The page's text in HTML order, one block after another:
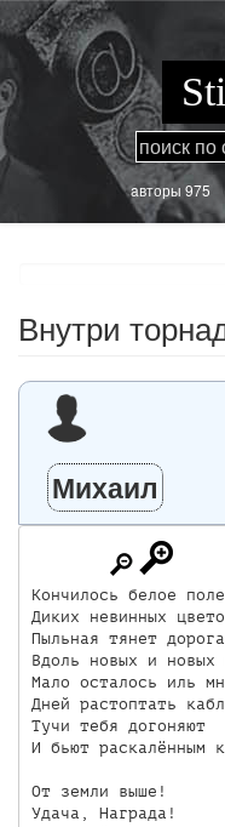
Перейти
к
основному
содержанию
aвторы 975
Внутри
Михаил
Кончилось белое поле
Диких невинных
Пыльная тянет дорога
Вдоль новых и новых
Мало осталось иль
Дней растоптать
Тучи тебя догоняют
И бьют раскалённым
От земли выше!
Удача, Награда!